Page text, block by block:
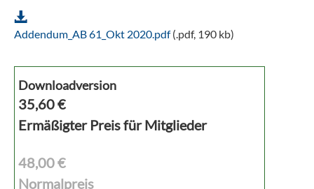
Addendum_AB 61_Okt 2020.pdf(.pdf, 190 kb)
Downloadversion
35,60€
Ermäßigter Preis für Mitglieder
48,00 €
Normalpreis